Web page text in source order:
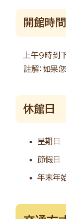
開館時間
上午9時到
註解：如果
休館日
星期日
節假日
年末年